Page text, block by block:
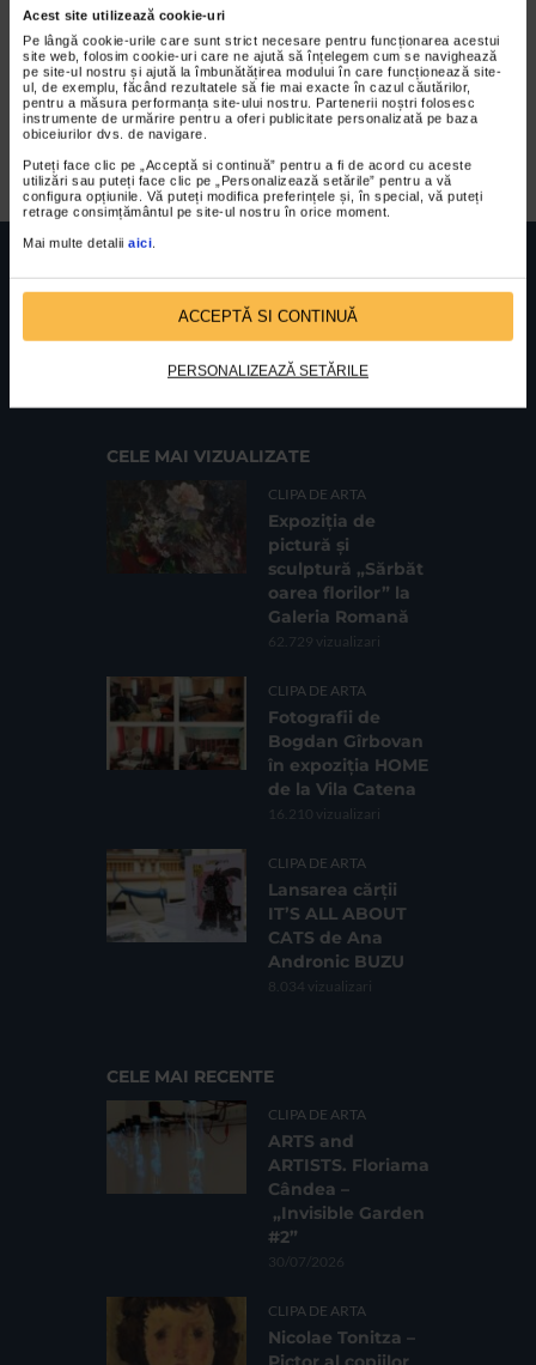
Acest site utilizează cookie-uri
Pe lângă cookie-urile care sunt strict necesare pentru funcționarea acestui
site web, folosim cookie-uri care ne ajută să înțelegem cum se navighează
pe site-ul nostru și ajută la îmbunătățirea modului în care funcționează site-
ul, de exemplu, făcând rezultatele să fie mai exacte în cazul căutărilor,
pentru a măsura performanța site-ului nostru. Partenerii noștri folosesc
instrumente de urmărire pentru a oferi publicitate personalizată pe baza
obiceiurilor dvs. de navigare.
Puteți face clic pe „Acceptă si continuă” pentru a fi de acord cu aceste
utilizări sau puteți face clic pe „Personalizează setările” pentru a vă
configura opțiunile. Vă puteți modifica preferințele și, în special, vă puteți
retrage consimțământul pe site-ul nostru în orice moment.
Mai multe detalii aici
ACCEPTĂ SI CONTINUĂ
PERSONALIZEAZĂ SETĂRILE
Eusebio Spînu și Ioana
Lavinia Streinu – We Are No.
10
FUNDATIA FILDAS ARTNr inreg registrul special: 4 PJ/ 29.01.2013
Cod fiscal: 9164384 Sediu social: Str. Delfinului, Nr. 6, parter Bl. 42,
Sc. 4, Ap. 197, Sector 2
CELE MAI VIZUALIZATE
CLIPA DE ARTA
Expoziția de
pictură și
sculptură „Sărbăt
oarea florilor” la
Galeria Romană
62.729 vizualizari
CLIPA DE ARTA
Fotografii de
Bogdan Gîrbovan
în expoziția HOME
de la Vila Catena
16.210 vizualizari
CLIPA DE ARTA
Lansarea cărții
IT’S ALL ABOUT
CATS de Ana
Andronic BUZU
8.034 vizualizari
CELE MAI RECENTE
CLIPA DE ARTA
ARTS and
ARTISTS. Floriama
Cândea –
„Invisible Garden
#2”
30/07/2026
CLIPA DE ARTA
Nicolae Tonitza –